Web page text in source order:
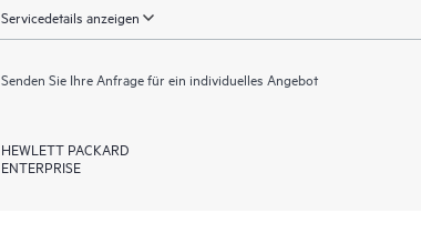
Servicedetails anzeigen
Senden Sie Ihre Anfrage für ein individuelles Angebot
HEWLETT PACKARD
ENTERPRISE